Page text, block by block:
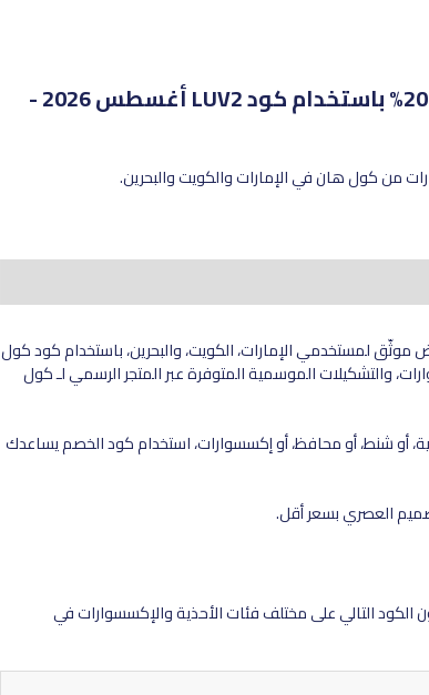
أغسطس 2026 -
لمستخدمي الإمارات، الكويت، والبحرين، باستخدام كود كول
الشنط، الإكسسوارات، والتشكيلات الموسمية المتوفرة عبر المتجر الرسمي لـ كول
أو شنط، أو محافظ، أو إكسسوارات، استخدام كود الخصم يساعدك
العصري بسعر أقل.
المتسوّقين يستخدمون الكود التالي على مختلف فئات الأحذية والإكسسوارات في